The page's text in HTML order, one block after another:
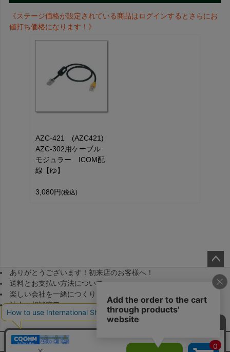
《ステージ価格が設定されている商品はログインするとさらにお
値打ち価格になります！》
AZC-421 (AZC421)
AZC-302用ケーブル
モジュラー ICOM配
線【ゆ】
3,080円 (税込)
ペー
ジト
ありがとうございます！初来店のお客様へ！
送料とお支払い方法について
楽しい会社を一緒につくりませんか！（採用）
法人の相談窓口
メールマガジン登録